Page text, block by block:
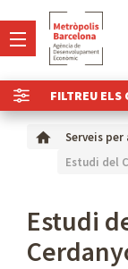
FILTREU ELS
Serveis per
Estudi del
Estudi